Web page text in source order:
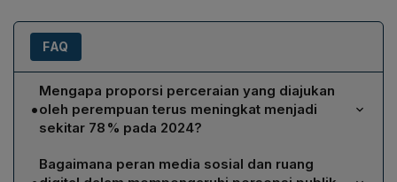
FAQ
•
Mengapa proporsi perceraian yang diajukan
oleh perempuan terus meningkat menjadi
sekitar 78 % pada 2024?
Data BPS menunjukkan bahwa peningkatan persentase
perceraian gugat oleh perempuan mencermakan
Bagaimana peran media sosial dan ruang